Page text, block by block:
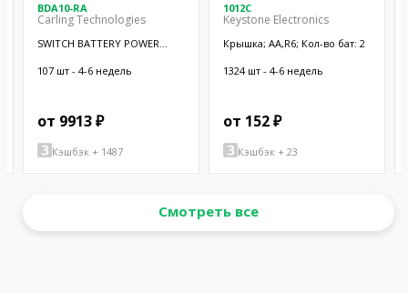
BDA10-RA
Carling Technologies
SWITCH BATTERY POWER
107 шт - 4-6 недель
от 9913 ₽
Кэшбэк + 1487
1012C
Keystone Electronics
Крышка; AA,R6; Кол-во бат: 2
1324 шт - 4-6 недель
от 152 ₽
Кэшбэк + 23
Смотреть все